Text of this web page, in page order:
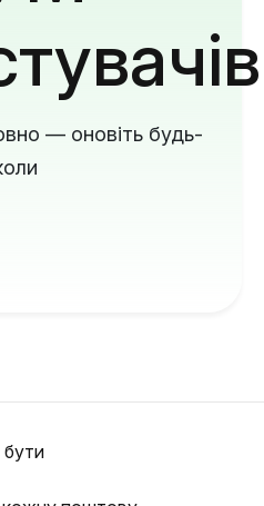
— оновіть будь-
бути